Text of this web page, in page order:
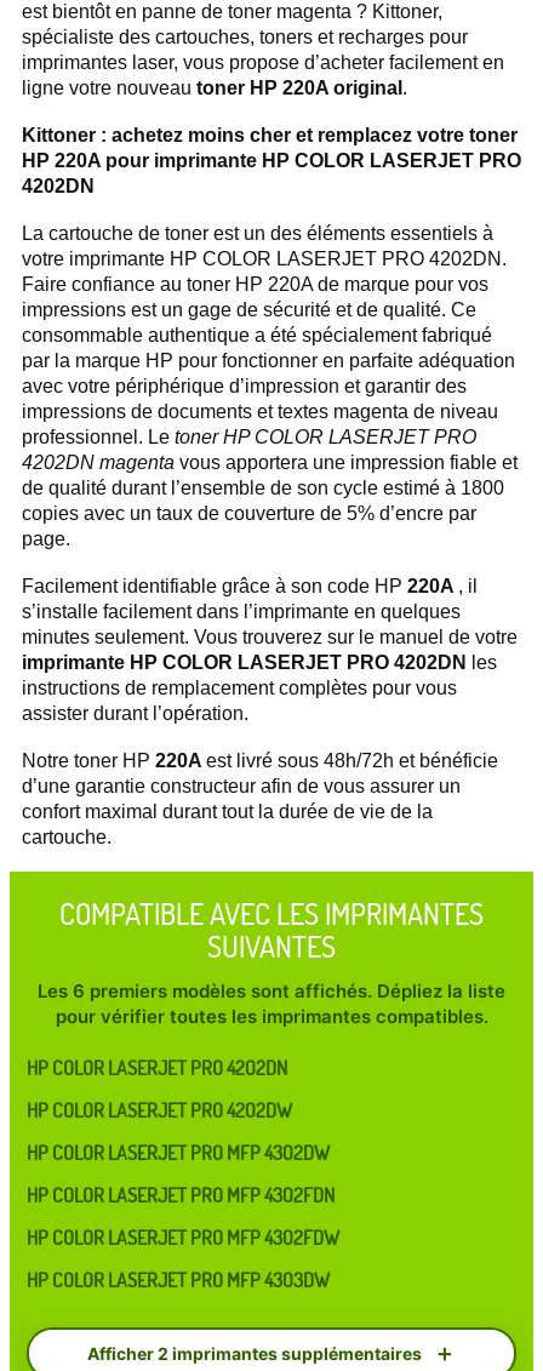
est bientôt en panne de toner magenta ? Kittoner,
spécialiste des cartouches, toners et recharges pour
imprimantes laser, vous propose d’acheter facilement en
ligne votre nouveau toner HP 220A original .
Kittoner : achetez moins cher et remplacez votre toner
HP 220A pour imprimante HP COLOR LASERJET PRO
4202DN
La cartouche de toner est un des éléments essentiels à
votre imprimante HP COLOR LASERJET PRO 4202DN.
Faire confiance au toner HP 220A de marque pour vos
impressions est un gage de sécurité et de qualité. Ce
consommable authentique a été spécialement fabriqué
par la marque HP pour fonctionner en parfaite adéquation
avec votre périphérique d’impression et garantir des
impressions de documents et textes magenta de niveau
professionnel. Le toner HP COLOR LASERJET PRO
4202DN magenta vous apportera une impression fiable et
de qualité durant l’ensemble de son cycle estimé à 1800
copies avec un taux de couverture de 5% d’encre par
page.
Facilement identifiable grâce à son code HP 220A , il
s’installe facilement dans l’imprimante en quelques
minutes seulement. Vous trouverez sur le manuel de votre
imprimante HP COLOR LASERJET PRO 4202DN
les
instructions de remplacement complètes pour vous
assister durant l’opération.
Notre toner HP 220A est livré sous 48h/72h et bénéficie
d’une garantie constructeur afin de vous assurer un
confort maximal durant tout la durée de vie de la
cartouche.
COMPATIBLE AVEC LES IMPRIMANTES
SUIVANTES
Les 6 premiers modèles sont affichés. Dépliez la liste
pour vérifier toutes les imprimantes compatibles.
HP COLOR LASERJET PRO 4202DN
HP COLOR LASERJET PRO 4202DW
HP COLOR LASERJET PRO MFP 4302DW
HP COLOR LASERJET PRO MFP 4302FDN
HP COLOR LASERJET PRO MFP 4302FDW
HP COLOR LASERJET PRO MFP 4303DW
Afficher 2 imprimantes supplémentaires